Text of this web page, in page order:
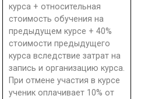
курса + относительная
стоимость обучения на
предыдущем курсе + 40%
стоимости предыдущего
курса вследствие затрат на
запись и организацию курса.
При отмене участия в курсе
ученик оплачивает 10% от